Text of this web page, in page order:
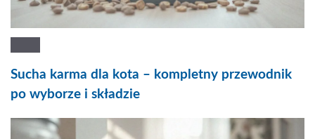
Sucha karma dla kota – kompletny przewodnik
po wyborze i składzie